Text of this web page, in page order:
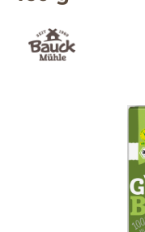
Bildergalerie überspringen